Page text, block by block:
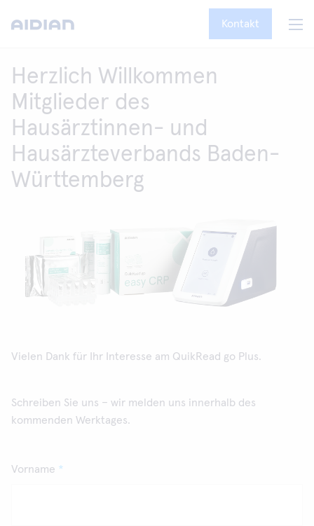
Kontakt
Herzlich Willkommen
Mitglieder des
Hausärztinnen- und
Hausärzteverbands Baden-
Württemberg
Vielen Dank für Ihr Interesse am QuikRead go Plus.
Schreiben Sie uns – wir melden uns innerhalb des
kommenden Werktages.
Vorname